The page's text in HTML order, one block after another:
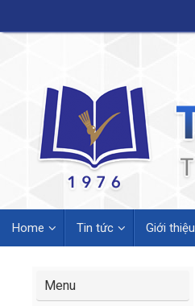
to
content
Home Tin tức Giới thiệu
Menu